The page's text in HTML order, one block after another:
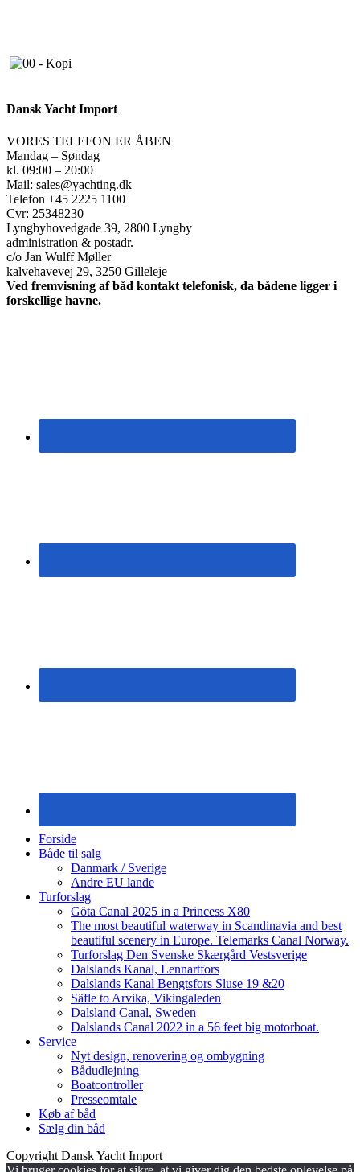
Dansk Yacht Import
VORES TELEFON ER ÅBEN
Mandag – Søndag
kl. 09:00 – 20:00
Mail: sales@yachting.dk
Telefon +45 2225 1100
Cvr: 25348230
Lyngbyhovedgade 39, 2800 Lyngby
administration & postadr.
c/o Jan Wulff Møller
kalvehavevej 29, 3250 Gilleleje
Ved fremvisning af båd kontakt telefonisk, da bådene ligger i
forskellige havne.
Forside
Både til salg
Danmark / Sverige
Andre EU lande
Turforslag
Göta Canal 2025 in a Princess X80
The most beautiful waterway in Scandinavia and best
beautiful scenery in Europe. Telemarks Canal Norway.
Turforslag Den Svenske Skærgård Vestsverige
Dalslands Kanal, Lennartfors
Dalslands Kanal Bengtsfors Sluse 19 &20
Säfle to Arvika, Vikingaleden
Dalsland Canal, Sweden
Dalslands Canal 2022 in a 56 feet big motorboat.
Service
Nyt design, renovering og ombygning
Bådudlejning
Boatcontroller
Presseomtale
Køb af båd
Sælg din båd
Copyright Dansk Yacht Import